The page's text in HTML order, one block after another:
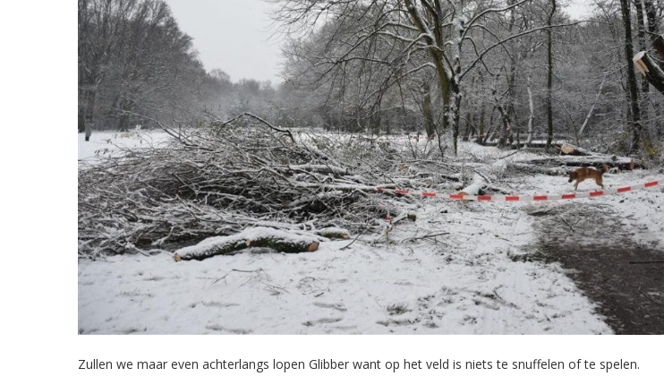
Zullen we maar even achterlangs lopen Glibber want op het veld is niets te snuffelen of te spelen.